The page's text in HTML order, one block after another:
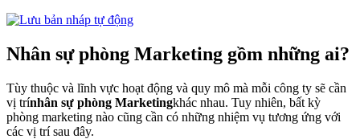
Nhân sự phòng Marketing gồm những ai?
Tùy thuộc và lĩnh vực hoạt động và quy mô mà mỗi công ty sẽ cần
vị trínhân sự phòng Marketingkhác nhau. Tuy nhiên, bất kỳ
phòng marketing nào cũng cần có những nhiệm vụ tương ứng với
các vị trí sau đây.